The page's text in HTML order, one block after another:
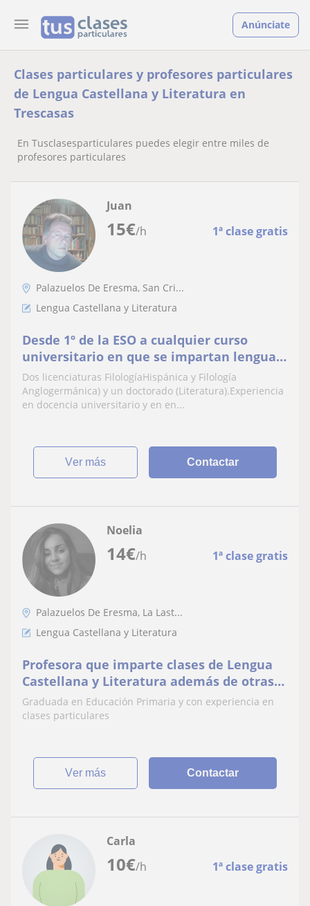
Anúnciate
Clases particulares y profesores particulares
de Lengua Castellana y Literatura en
Trescasas
En Tusclasesparticulares puedes elegir entre miles de
profesores particulares
15€/h 1ª clase gratis
Juan
Palazuelos De Eresma, San Cri...
Lengua Castellana y Literatura
Desde 1º de la ESO a cualquier curso
universitario en que se impartan lengua
castellana, inglés o literatura e historia
Dos licenciaturas FilologíaHispánica y Filología
Anglogermánica) y un doctorado (Literatura).Experiencia
en docencia universitario y en en...
ver más Contactar
14€/h 1ª clase gratis
Noelia
Palazuelos De Eresma, La Last...
Lengua Castellana y Literatura
Profesora que imparte clases de Lengua
Castellana y Literatura además de otras
materias como matemáticas, ciencias y
música a niños de todas las edade
Graduada en Educación Primaria y con experiencia en
clases particulares
ver más Contactar
10€/h 1ª clase gratis
Carla